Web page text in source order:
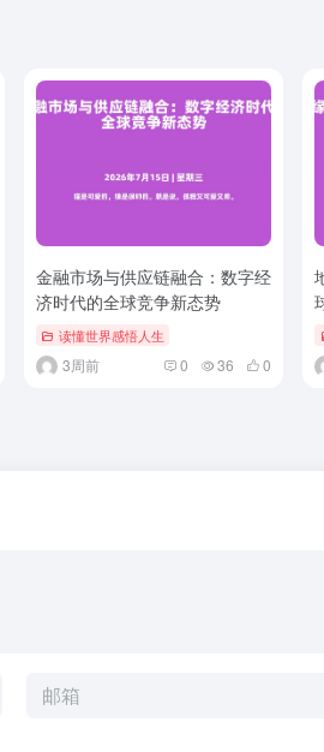
金融市场与供应链融合：数字经
济时代的全球竞争新态势
读懂世界感悟人生
3周前 0 36 0